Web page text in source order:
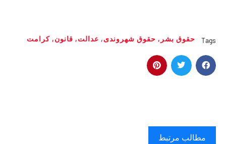
Tags حقوق بشر , حقوق شهروندى, عدالت, قانون, کرامت
مطالب مرتبط